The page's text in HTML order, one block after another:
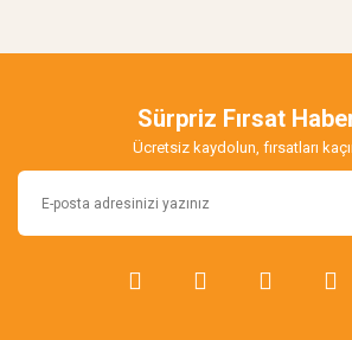
Sürpriz Fırsat
Ücretsiz kaydolun, fırsatları